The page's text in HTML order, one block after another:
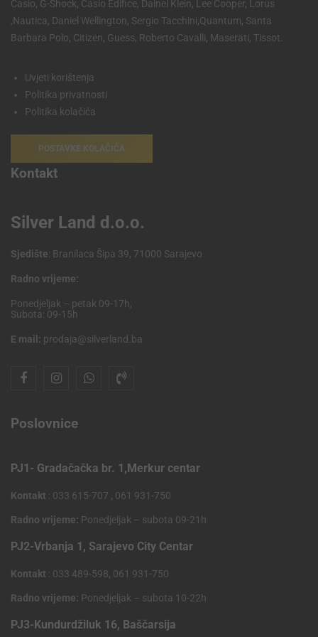
Casio, G-Shock, Casio Edifice, Dainel Klein, Lee Cooper, Lorus
,Nautica, Daniel Wellington, Sergio Tacchini,Quantum, Santa
Barbara Polo, Citizen, Guess, Roberto Cavalli, Maserati, Tissot.
Uvjeti korištenja
Politika privatnosti
Politika kolačića
POSTAVKE KOLAČIĆA
Kontakt
Silver Land d.o.o.
Sjedište: Branilaca Šipa 39, 71000 Sarajevo
Radno vrijeme:
Ponedjeljak – petak 09-17h,
Subota: 09-15h
E mail: prodaja@silverland.ba
Poslovnice
PJ1- Gradačačka br. 1,Merkur centar
Kontakt : 033 615-707 , 061 931-750
Radno vrijeme: Ponedjeljak – subota 09-21h
PJ2-Vrbanja 1, Sarajevo City Centar
Kontakt : 033 489-598, 061 931-750
Radno vrijeme: Ponedjeljak – subota 10-22h
PJ3-Kundurdžiluk 16, Baščarsija